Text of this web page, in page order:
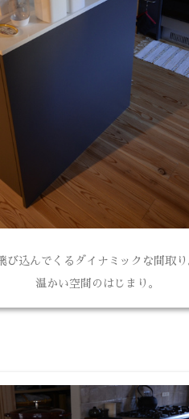
び込んでくるダイナミックな間取
温かい空間のはじまり。